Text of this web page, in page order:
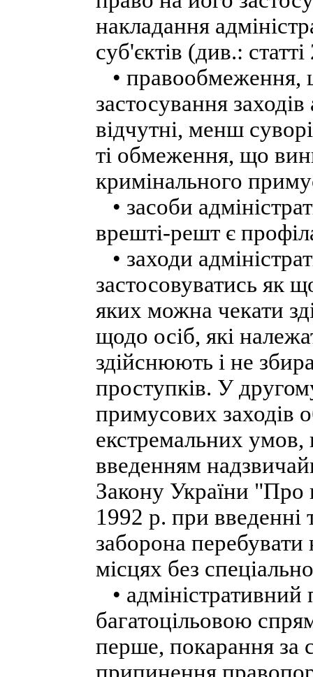
накладання
суб'єктів (див.:
• правообмеження,
застосування
відчутні, менш
ті обмеження, що
кримінального
• засоби
врешті-решт є
• заходи
застосовуватись як
яких можна чекати
щодо осіб, які
здійснюють і не
проступків. У
примусових заходів
екстремальних умов,
введенням
Закону України "Про
1992 p. при введенні
заборона
місцях без
•
багатоцільовою
перше, покарання за